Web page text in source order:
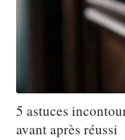
5 astuces
avant après réussi